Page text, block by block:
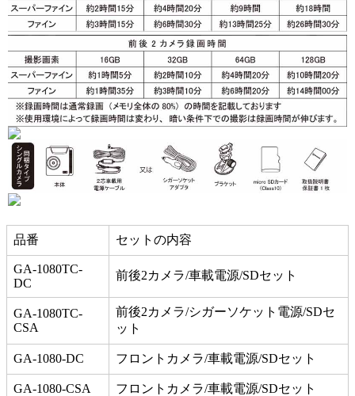
品番 セットの内容
GA-1080TC-
DC
前後2カメラ/車載電源/SDセット
GA-1080TC-
CSA
前後2カメラ/シガーソケット電源/SDセ
ット
GA-1080-DC フロントカメラ/車載電源/SDセット
GA-1080-CSA フロントカメラ/車載電源/SDセット